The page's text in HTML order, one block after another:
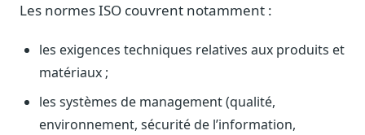
Affaires réglementaires
Fédérations & plaidoyer
ONG, syndicats, ordres, associations
Parlementaires
Préparez vos interventions et amendements
Les normes ISO couvrent notamment :
les exigences techniques relatives aux produits et
matériaux ;
les systèmes de management (qualité,
environnement, sécurité de l’information,